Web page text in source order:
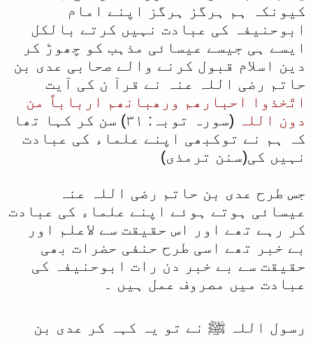
ل
ا
کیونکہ ہم ہرگز ہرگز اپنے امام
ابوحنیفہ کی عبادت نہیں کرتے بالکل
ایسے ہی جیسے عیسائی مذہب کو چھوڑ کر
دین اسلام قبول کرنے والے صحابی عدی بن
حاتم رضی اللہ عنہ نے قرآ ن کی آیت
اتّخذوا احبارھم ورھبانھم ارباباً من
دون اللہ
(سورہ توبہ: ۳۱) سن کر کہا تھا
کہ ہم نے توکبھی اپنے علماء کی عبادت
نہیں کی(سنن ترمذی)
جس طرح عدی بن حاتم رضی اللہ عنہ
عیسائی ہوتے ہوئے اپنے علماء کی عبادت
کر رہے تھے اور اس حقیقت سے لاعلم اور
بے خبر تھے اسی طرح حنفی حضرات بھی
حقیقت سے بے خبر دن رات ابوحنیفہ کی
عبادت میں مصروف عمل ہیں ۔
رسول اللہ ﷺ نے تو یہ کہہ کر عدی بن